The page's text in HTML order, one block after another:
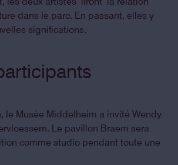
dans le parc. En passant, elles y
significations.
le Musée Middelheim a invité Wendy
Le pavillon Braem sera
comme studio pendant toute une